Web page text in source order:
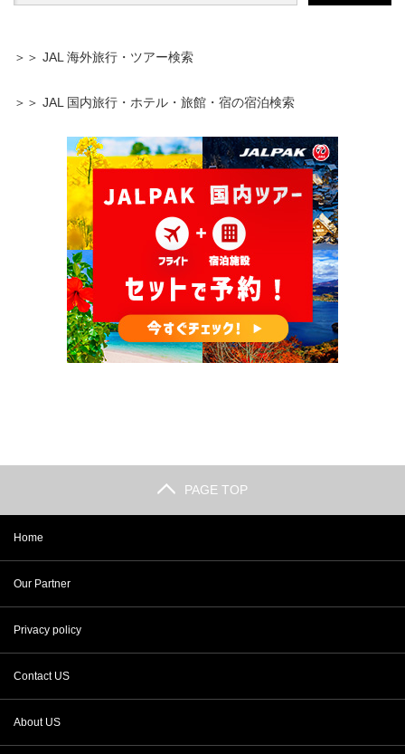
＞＞ JAL 海外旅行・ツアー検索
＞＞ JAL 国内旅行・ホテル・旅館・宿の宿泊検索
PAGE TOP
Home
Our Partner
Privacy policy
Contact US
About US